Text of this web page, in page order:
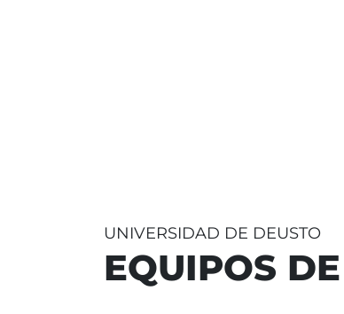
UNIVERSIDAD DE DEUSTO
EQUIPOS